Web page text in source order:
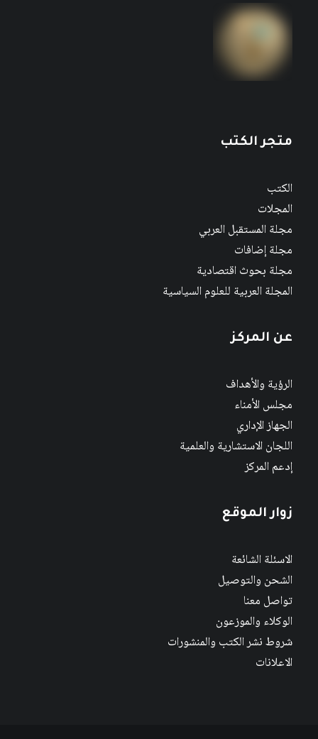
متجر الكتب
الكتب
المجلات
مجلة المستقبل العربي
مجلة إضافات
مجلة بحوث اقتصادية
المجلة العربية للعلوم السياسية
عن المركز
الرؤية والأهداف
مجلس الأمناء
الجهاز الإداري
اللجان الاستشارية والعلمية
إدعم المركز
زوار الموقع
الاسئلة الشائعة
الشحن والتوصيل
تواصل معنا
الوكلاء والموزعون
شروط نشر الكتب والمنشورات
الاعلانات